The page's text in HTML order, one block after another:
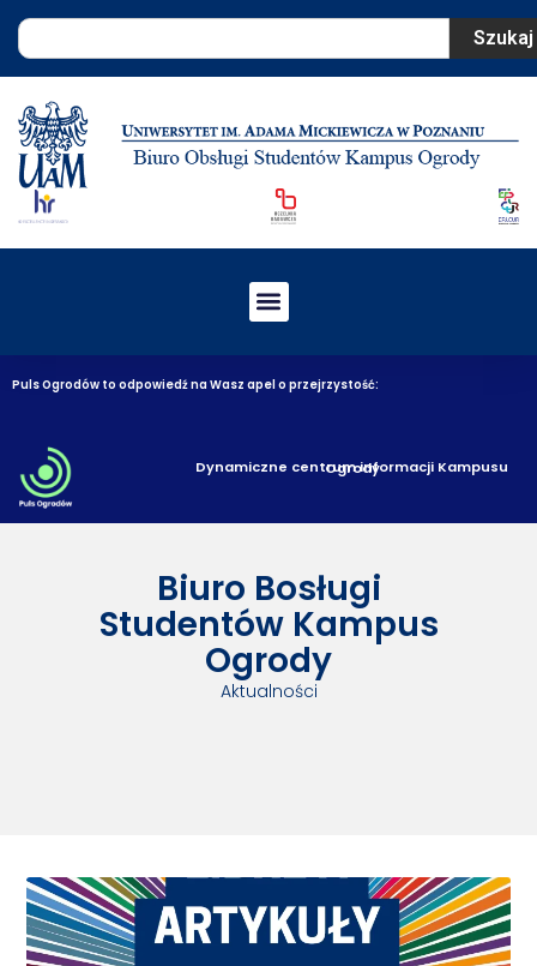
Szukaj
Puls Ogrodów to odpowiedź na Wasz apel o przejrzystość:
Dynamiczne centrum informacji Kampusu Ogrody
Biuro Bosługi
Studentów Kampus
Ogrody
Aktualności